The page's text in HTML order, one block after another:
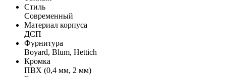
Стиль
Современный
Материал корпуса
ДСП
Фурнитура
Boyard, Blum, Hettich
Кромка
ПВХ (0,4 мм, 2 мм)